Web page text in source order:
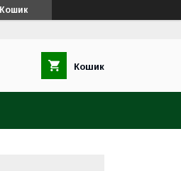
Кошик
Кошик